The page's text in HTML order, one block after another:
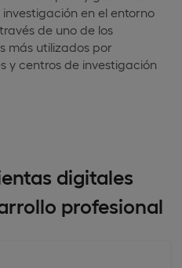
en el entorno
de uno de los
más utilizados por
y centros de investigación
digitales
profesional